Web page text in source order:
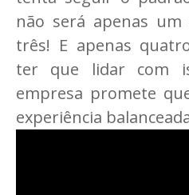
não será apenas um
três! E apenas
ter que lidar com
empresa promete
experiência